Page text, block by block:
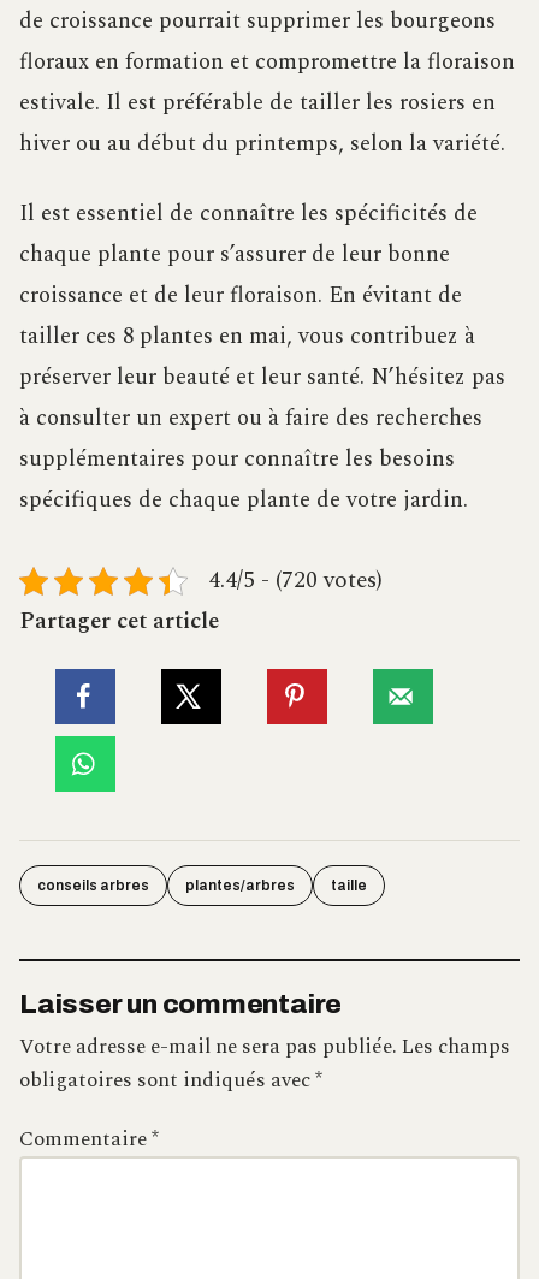
de croissance pourrait supprimer les bourgeons
floraux en formation et compromettre la floraison
estivale. Il est préférable de tailler les rosiers en
hiver ou au début du printemps, selon la variété.
Il est essentiel de connaître les spécificités de
chaque plante pour s’assurer de leur bonne
croissance et de leur floraison. En évitant de
tailler ces 8 plantes en mai, vous contribuez à
préserver leur beauté et leur santé. N’hésitez pas
à consulter un expert ou à faire des recherches
supplémentaires pour connaître les besoins
spécifiques de chaque plante de votre jardin.
4.4/5 - (720 votes)
Partager cet article
conseils arbres plantes/arbres taille
Laisser un commentaire
Votre adresse e-mail ne sera pas publiée.Les champs
obligatoires sont indiqués avec*
Commentaire*